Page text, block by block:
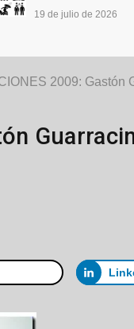
19 de julio de 2026
2009: Gastón